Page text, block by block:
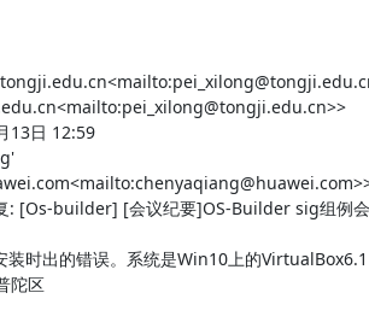
13日 12:59
: [Os-builder] [会议纪要]OS-Builder sig组例会
时出的错误。系统是Win10上的
陀区